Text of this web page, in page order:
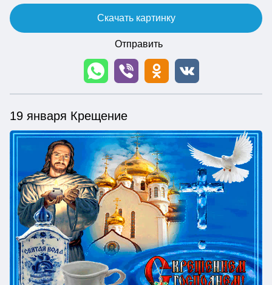
Скачать картинку
Отправить
19 января Крещение